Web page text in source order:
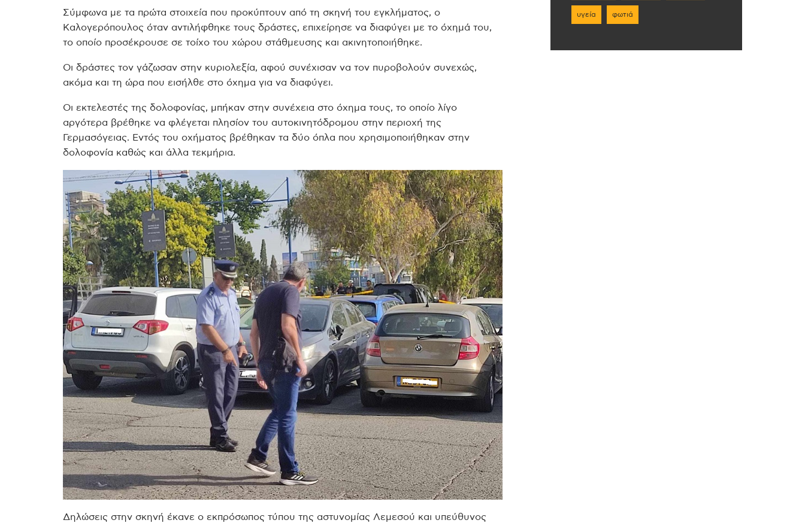
Σύμφωνα με τα πρώτα στοιχεία που προκύπτουν από τη σκηνή του εγκλήματος, ο
Καλογερόπουλος όταν αντιλήφθηκε τους δράστες, επιχείρησε να διαφύγει με το όχημά του,
το οποίο προσέκρουσε σε τοίχο του χώρου στάθμευσης και ακινητοποιήθηκε.
Οι δράστες τον γάζωσαν στην κυριολεξία, αφού συνέχισαν να τον πυροβολούν συνεχώς,
ακόμα και τη ώρα που εισήλθε στο όχημα για να διαφύγει.
Οι εκτελεστές της δολοφονίας, μπήκαν στην συνέχεια στο όχημα τους, το οποίο λίγο
αργότερα βρέθηκε να φλέγεται πλησίον του αυτοκινητόδρομου στην περιοχή της
Γερμασόγειας. Εντός του οχήματος βρέθηκαν τα δύο όπλα που χρησιμοποιήθηκαν στην
δολοφονία καθώς και άλλα τεκμήρια.
Δηλώσεις στην σκηνή έκανε ο εκπρόσωπος τύπου της αστυνομίας Λεμεσού και υπεύθυνος
υγεία φωτιά